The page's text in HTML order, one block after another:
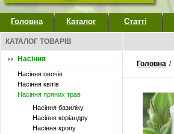
Головна Каталог Статті
КАТАЛОГ ТОВАРІВ
Насіння
Насіння овочів
Насіння квітів
Насіння пряних трав
Насіння базиліку
Насіння коріандру
Насіння кропу
Головна /